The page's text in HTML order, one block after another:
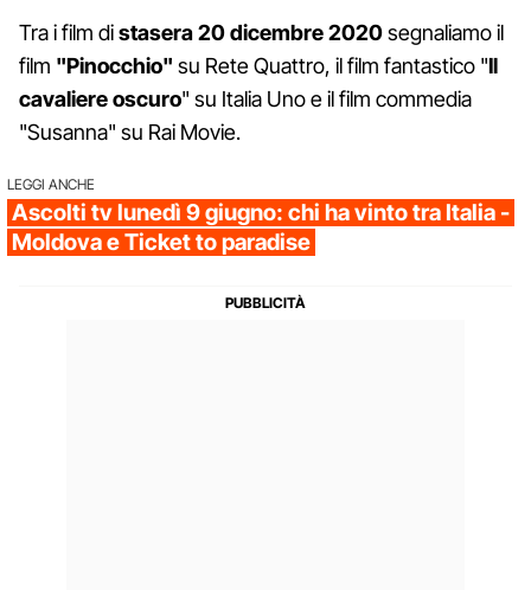
Tra i film distasera 20 dicembre 2020segnaliamo il
film "Pinocchio" su Rete Quattro, il film fantastico "Il
cavaliere oscuro" su Italia Uno e il film commedia
"Susanna" su Rai Movie.
LEGGI ANCHE
Ascolti tv lunedì 9 giugno: chi ha vinto tra Italia -
Moldova e Ticket to paradise